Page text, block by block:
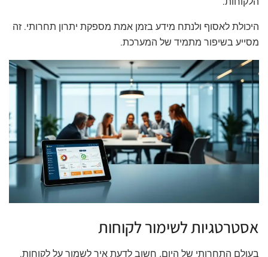
היכולת לאסוף ולנתח מידע בזמן אמת מספקת יתרון תחרותי. זה
מסייע בשיפור מתמיד של המערכת.
אסטרטגיות לשימור לקוחות
בעולם התחרותי של היום, חשוב לדעת איך לשמור על לקוחות.